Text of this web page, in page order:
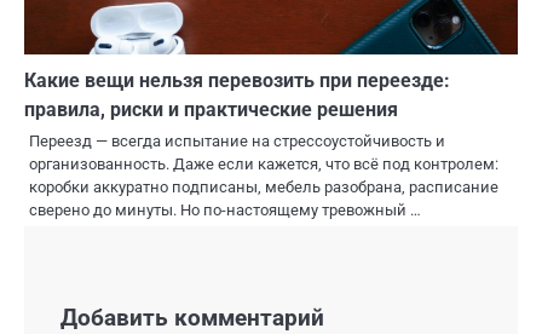
Какие вещи нельзя перевозить при переезде:
правила, риски и практические решения
Переезд — всегда испытание на стрессоустойчивость и
организованность. Даже если кажется, что всё под контролем:
коробки аккуратно подписаны, мебель разобрана, расписание
сверено до минуты. Но по-настоящему тревожный …
Добавить комментарий